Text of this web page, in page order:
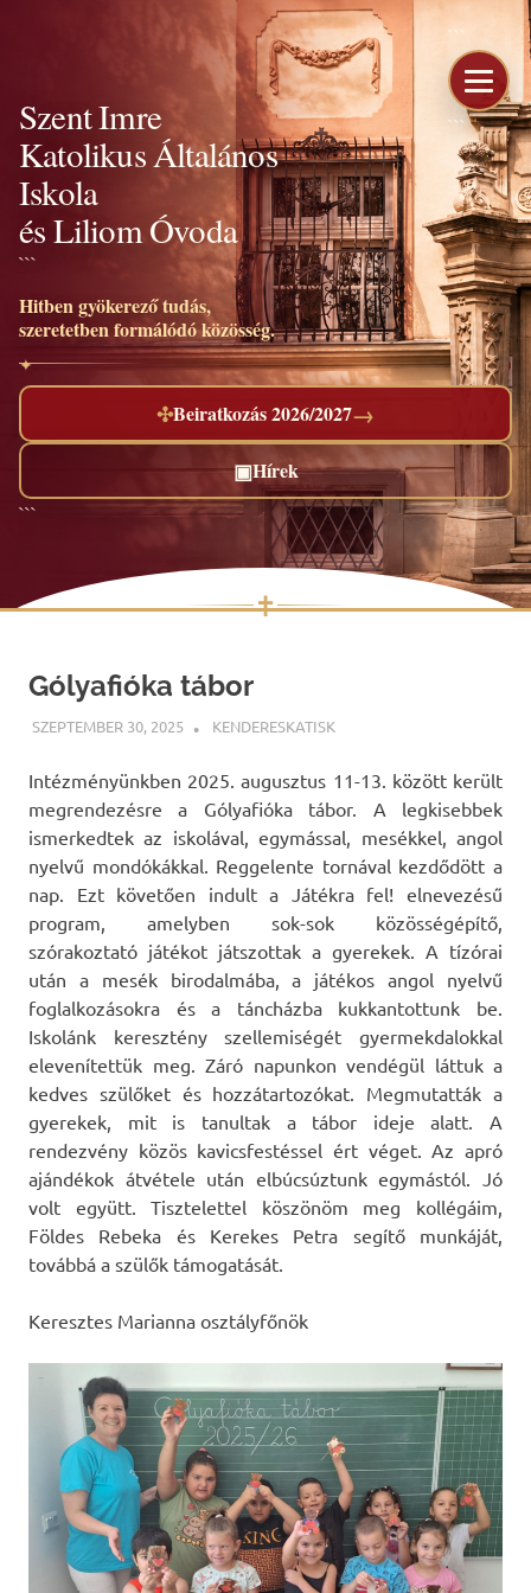
```
```
Szent Imre
Katolikus Általános
Iskola
és Liliom Óvoda
```
Hitben gyökerező tudás,
szeretetben formálódó közösség.
✣Beiratkozás 2026/2027→
▣Hírek
```
✝
content
Gólyafióka tábor
SZEPTEMBER 30, 2025 KENDERESKATISKHÍREK
Intézményünkben 2025. augusztus 11-13. között került
megrendezésre a Gólyafióka tábor. A legkisebbek
ismerkedtek az iskolával, egymással, mesékkel, angol
nyelvű mondókákkal. Reggelente tornával kezdődött a
nap. Ezt követően indult a Játékra fel! elnevezésű
program, amelyben sok-sok közösségépítő,
szórakoztató játékot játszottak a gyerekek. A tízórai
után a mesék birodalmába, a játékos angol nyelvű
foglalkozásokra és a táncházba kukkantottunk be.
Iskolánk keresztény szellemiségét gyermekdalokkal
elevenítettük meg. Záró napunkon vendégül láttuk a
kedves szülőket és hozzátartozókat. Megmutatták a
gyerekek, mit is tanultak a tábor ideje alatt. A
rendezvény közös kavicsfestéssel ért véget. Az apró
ajándékok átvétele után elbúcsúztunk egymástól. Jó
volt együtt. Tisztelettel köszönöm meg kollégáim,
Földes Rebeka és Kerekes Petra segítő munkáját,
továbbá a szülők támogatását.
Keresztes Marianna osztályfőnök